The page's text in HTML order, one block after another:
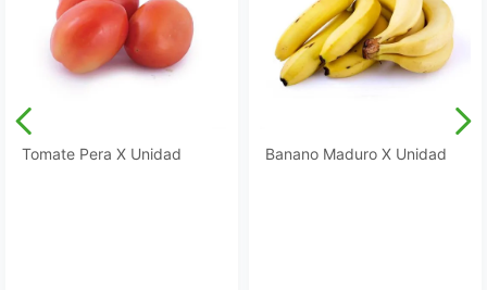
Tomate Pera X Unidad Banano Maduro X Unidad